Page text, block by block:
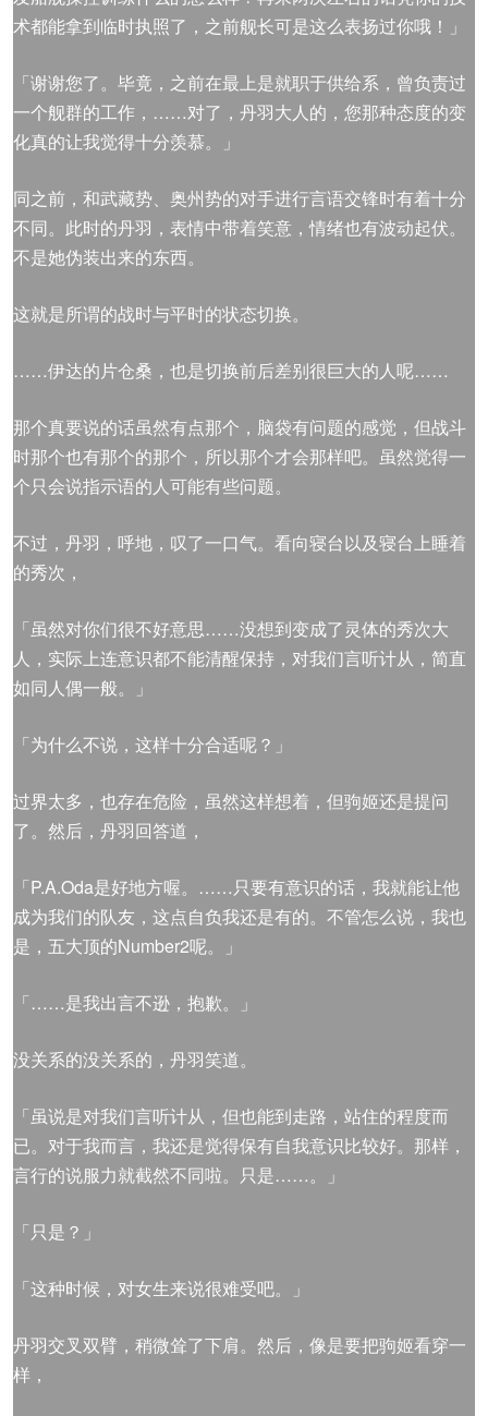
术都能拿到临时执照了，之前舰长可是这么表扬过你哦！」
「谢谢您了。毕竟，之前在最上是就职于供给系，曾负责过
一个舰群的工作，……对了，丹羽大人的，您那种态度的变
化真的让我觉得十分羡慕。」
同之前，和武藏势、奥州势的对手进行言语交锋时有着十分
不同。此时的丹羽，表情中带着笑意，情绪也有波动起伏。
不是她伪装出来的东西。
这就是所谓的战时与平时的状态切换。
……伊达的片仓桑，也是切换前后差别很巨大的人呢……
那个真要说的话虽然有点那个，脑袋有问题的感觉，但战斗
时那个也有那个的那个，所以那个才会那样吧。虽然觉得一
个只会说指示语的人可能有些问题。
不过，丹羽，呼地，叹了一口气。看向寝台以及寝台上睡着
的秀次，
「虽然对你们很不好意思……没想到变成了灵体的秀次大
人，实际上连意识都不能清醒保持，对我们言听计从，简直
如同人偶一般。」
「为什么不说，这样十分合适呢？」
过界太多，也存在危险，虽然这样想着，但驹姬还是提问
了。然后，丹羽回答道，
「P.A.Oda是好地方喔。……只要有意识的话，我就能让他
成为我们的队友，这点自负我还是有的。不管怎么说，我也
是，五大顶的Number2呢。」
「……是我出言不逊，抱歉。」
没关系的没关系的，丹羽笑道。
「虽说是对我们言听计从，但也能到走路，站住的程度而
已。对于我而言，我还是觉得保有自我意识比较好。那样，
言行的说服力就截然不同啦。只是……。」
「只是？」
「这种时候，对女生来说很难受吧。」
丹羽交叉双臂，稍微耸了下肩。然后，像是要把驹姬看穿一
样，